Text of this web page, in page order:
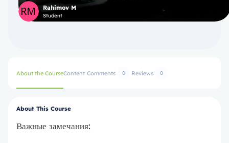
Rahimov M
Student
About the CourseContent Comments 0 Reviews 0
About This Course
Важные замечания: